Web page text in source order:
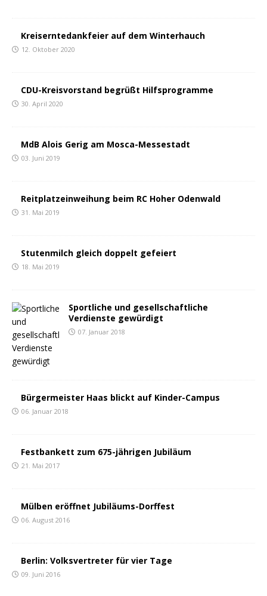
Kreiserntedankfeier auf dem Winterhauch
12. Oktober 2020
CDU-Kreisvorstand begrüßt Hilfsprogramme
30. April 2020
MdB Alois Gerig am Mosca-Messestadt
03. Juni 2019
Reitplatzeinweihung beim RC Hoher Odenwald
31. Mai 2019
Stutenmilch gleich doppelt gefeiert
18. Mai 2019
Sportliche und gesellschaftliche
Verdienste gewürdigt
07. Januar 2018
Bürgermeister Haas blickt auf Kinder-Campus
06. Januar 2018
Festbankett zum 675-jährigen Jubiläum
21. Mai 2017
Mülben eröffnet Jubiläums-Dorffest
06. August 2016
Berlin: Volksvertreter für vier Tage
09. Juni 2016